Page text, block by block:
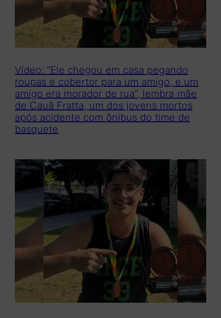
Vídeo: “Ele chegou em casa pegando
roupas e cobertor para um amigo, e um
amigo era morador de rua”, lembra mãe
de Cauã Fratta, um dos jovens mortos
após acidente com ônibus do time de
basquete